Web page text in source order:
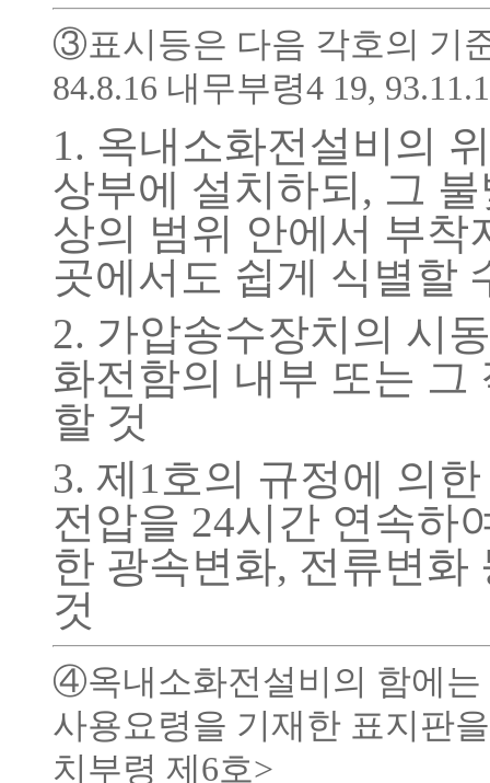
③표시등은 다음 각호의 기
84.8.16 내무부령4 19,
1. 옥내소화전설비의
상부에 설치하되, 그
상의 범위 안에서 부착
곳에서도 쉽게 식별할
2. 가압송수장치의 시
화전함의 내부 또는 그
할 것
3. 제1호의 규정에 의
전압을 24시간 연속하
한 광속변화, 전류변화
것
④옥내소화전설비의 함에는
사용요령을 기재한 표지판
치부령 제6호>